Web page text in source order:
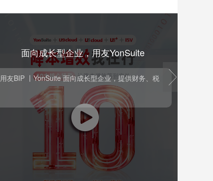
面向成长型企业，用友YonSuite
用友BIP 丨YonSuite 面向成长型企业，提供财务、税
务、人力、协同、营销、采购、供应链、制造、资
产、项目等一体化的、支持企业全球化经营、社会化
商业的云服务包，使能企业数字化、智能化发展，成
就以客户为中心，数据驱动、实时运营，轻松管理的
数字化智能企业。 相关产品 智能财务 敏捷供应链 数
字营销 数字人力 数字项目 智慧协同 智慧采购 合规
税务 智能制造 数智资产 数智财资 数智通信
面向成长型企业，用友YonSuite
用友BIP 丨YonSuite 面向成长型企业，提供财务、税